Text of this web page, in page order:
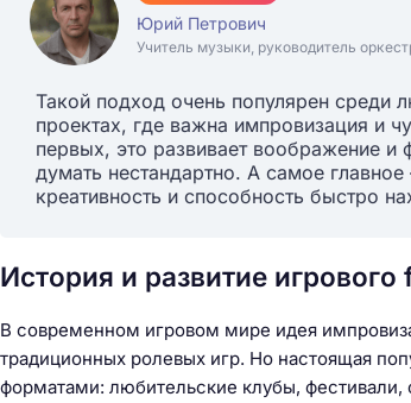
Юрий Петрович
Учитель музыки, руководитель
Такой подход очень популярен среди
проектах, где важна импровизация и
первых, это развивает воображение и
думать нестандартно. А самое
креативность и способность быстро
История и развитие
В современном игровом мире идея
традиционных ролевых игр. Но настоящая
форматами: любительские клубы,